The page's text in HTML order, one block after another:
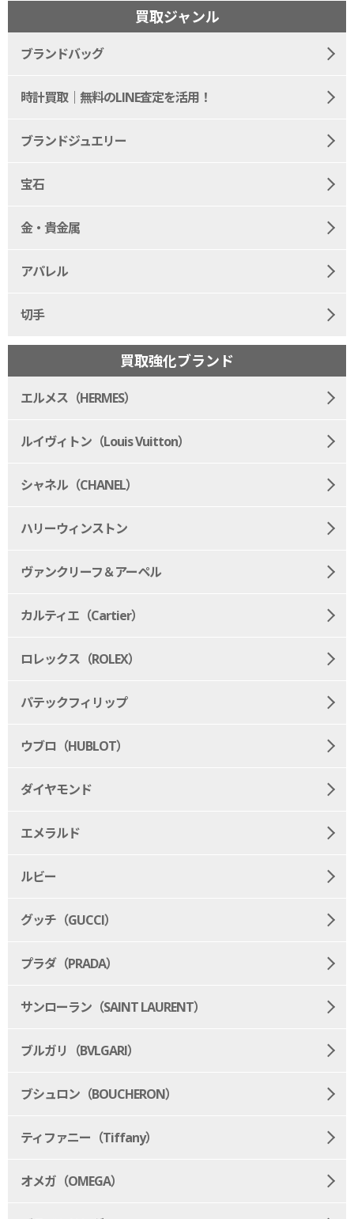
買取ジャンル
ブランドバッグ
時計買取｜無料のLINE査定を活用！
ブランドジュエリー
宝石
金・貴金属
アパレル
切手
買取強化ブランド
エルメス（HERMES）
ルイヴィトン（Louis Vuitton）
シャネル（CHANEL）
ハリーウィンストン
ヴァンクリーフ＆アーペル
カルティエ（Cartier）
ロレックス（ROLEX）
パテックフィリップ
ウブロ（HUBLOT）
ダイヤモンド
エメラルド
ルビー
グッチ（GUCCI）
プラダ（PRADA）
サンローラン（SAINT LAURENT）
ブルガリ（BVLGARI）
ブシュロン（BOUCHERON）
ティファニー（Tiffany）
オメガ（OMEGA）